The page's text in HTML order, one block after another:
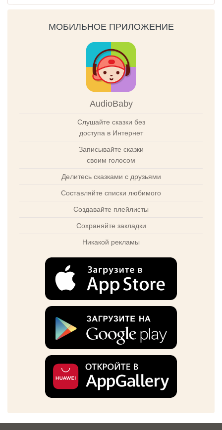
МОБИЛЬНОЕ ПРИЛОЖЕНИЕ
AudioBaby
Слушайте сказки без
доступа в Интернет
Записывайте сказки
своим голосом
Делитесь сказками с друзьями
Составляйте списки любимого
Создавайте плейлисты
Сохраняйте закладки
Никакой рекламы